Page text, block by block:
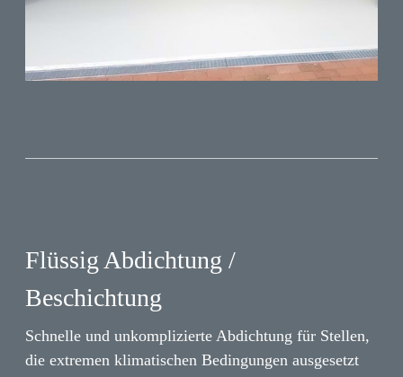
Flüssig Abdichtung /
Beschichtung
Schnelle und unkomplizierte Abdichtung für Stellen,
die extremen klimatischen Bedingungen ausgesetzt